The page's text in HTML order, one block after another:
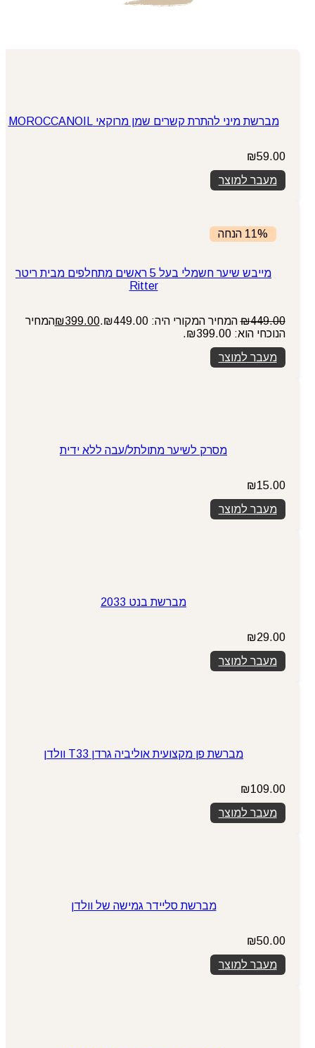
מברשת מיני להתרת קשרים שמן מרוקאי MOROCCANOIL
₪59.00
מעבר למוצר
11% הנחה
מייבש שיער חשמלי בעל 5 ראשים מתחלפים מבית ריטר
Ritter
₪449.00 המחיר המקורי היה: ₪449.00. ₪399.00
המחיר
הנוכחי הוא: ₪399.00.
מעבר למוצר
מסרק לשיער מתולתל/עבה ללא ידית
₪15.00
מעבר למוצר
מברשת בנט 2033
₪29.00
מעבר למוצר
מברשת פן מקצועית אוליביה גרדן T33 וולדן
₪109.00
מעבר למוצר
מברשת סליידר גמישה של וולדן
₪50.00
מעבר למוצר